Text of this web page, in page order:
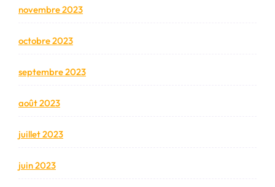
novembre 2023
octobre 2023
septembre 2023
août 2023
juillet 2023
juin 2023